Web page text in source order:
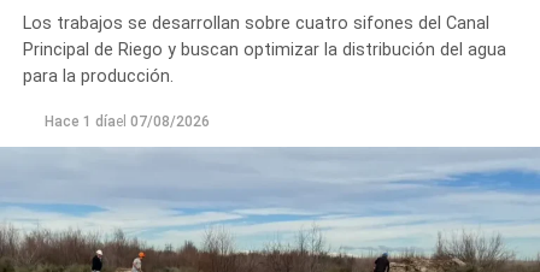
Los trabajos se desarrollan sobre cuatro sifones del Canal
Principal de Riego y buscan optimizar la distribución del agua
para la producción.
Hace 1 díael 07/08/2026